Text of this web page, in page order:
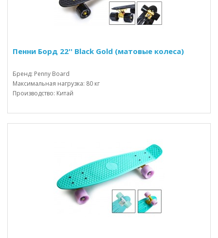
Пенни Борд 22'' Black Gold (матовые колеса)
Бренд: Penny Board
Максимальная нагрузка: 80 кг
Производство: Китай